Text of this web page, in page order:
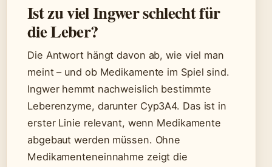
Ist zu viel Ingwer schlecht für
die Leber?
Die Antwort hängt davon ab, wie viel man
meint – und ob Medikamente im Spiel sind.
Ingwer hemmt nachweislich bestimmte
Leberenzyme, darunter Cyp3A4. Das ist in
erster Linie relevant, wenn Medikamente
abgebaut werden müssen. Ohne
Medikamenteneinnahme zeigt die